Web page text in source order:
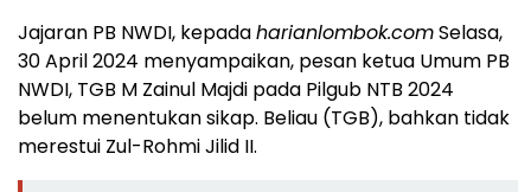
Jajaran PB NWDI, kepadaharianlombok.comSelasa,
30 April 2024 menyampaikan, pesan ketua Umum PB
NWDI, TGB M Zainul Majdi pada Pilgub NTB 2024
belum menentukan sikap. Beliau (TGB), bahkan tidak
merestui Zul-Rohmi Jilid II.